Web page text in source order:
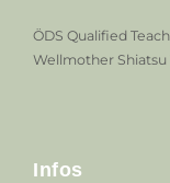
ÖDS Qualified
Wellmother Shiatsu
Infos